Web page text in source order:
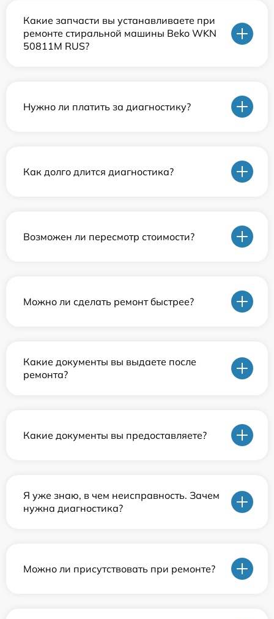
Какие запчасти вы устанавливаете при
ремонте стиральной машины Beko WKN
50811M RUS?
Нужно ли платить за диагностику?
Как долго длится диагностика?
Возможен ли пересмотр стоимости?
Можно ли сделать ремонт быстрее?
Какие документы вы выдаете после
ремонта?
Какие документы вы предоставляете?
Я уже знаю, в чем неисправность. Зачем
нужна диагностика?
Можно ли присутствовать при ремонте?